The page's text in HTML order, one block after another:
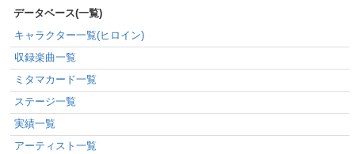
データベース(一覧)
キャラクター一覧(ヒロイン)
収録楽曲一覧
ミタマカード一覧
ステージ一覧
実績一覧
アーティスト一覧